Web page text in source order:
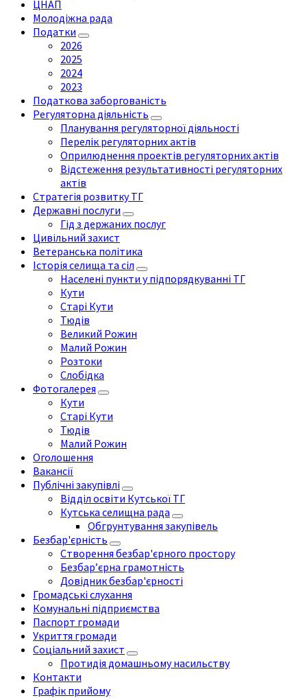
ЦНАП
Молодіжна рада
Податки
2026
2025
2024
2023
Податкова заборгованість
Регуляторна діяльність
Планування регуляторної діяльності
Перелік регуляторних актів
Оприлюднення проектів регуляторних актів
Відстеження результативності регуляторних
актів
Стратегія розвитку ТГ
Державні послуги
Гід з держаних послуг
Цивільний захист
Ветеранська політика
Історія селища та сіл
Населені пункти у підпорядкуванні ТГ
Кути
Старі Кути
Тюдів
Великий Рожин
Малий Рожин
Розтоки
Слобідка
Фотогалерея
Кути
Старі Кути
Тюдів
Малий Рожин
Оголошення
Вакансії
Публічні закупівлі
Відділ освіти Кутської ТГ
Кутська селищна рада
Обгрунтування закупівель
Безбар'єрність
Створення безбар'єрного простору
Безбар’єрна грамотність
Довідник безбар'єрності
Громадські слухання
Комунальні підприємства
Паспорт громади
Укриття громади
Соціальний захист
Протидія домашньому насильству
Контакти
Графік прийому